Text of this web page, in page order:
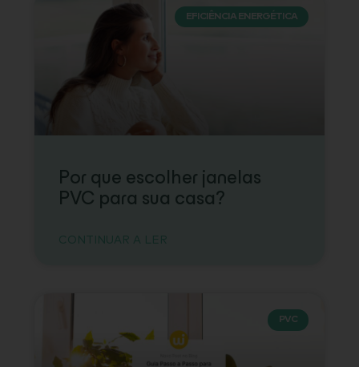
EFICIÊNCIA ENERGÉTICA
Por que escolher janelas
PVC para sua casa?
CONTINUAR A LER
PVC